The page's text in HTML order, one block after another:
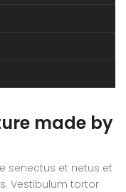
made by
senectus et netus et
Vestibulum tortor